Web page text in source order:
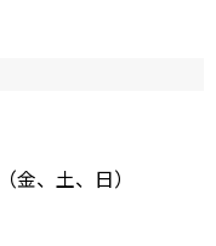
、土、日）